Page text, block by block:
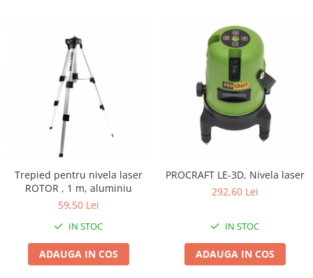
Zdrobitoare electrice
Zdrobitoare electrice & manuale
Zdrobitoare manuale
Masini de cusut si accesorii
Articole antidaunatori gradina
Sere si solarii
Suflante si aspiratoare exterior
Unelte altoit
Stropitori
Folie si plase pt plante
Trepied pentru nivela laser
ROTOR , 1 m, aluminiu
59,50 Lei
IN STOC
ADAUGA IN COS
PROCRAFT LE-3D, Nivela laser
292,60 Lei
IN STOC
ADAUGA IN COS